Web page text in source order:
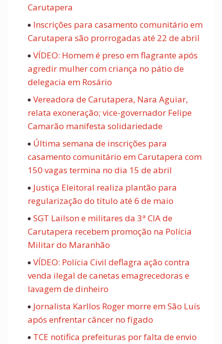
Carutapera
Inscrições para casamento comunitário em
Carutapera são prorrogadas até 22 de abril
VÍDEO: Homem é preso em flagrante após
agredir mulher com criança no pátio de
delegacia em Rosário
Vereadora de Carutapera, Nara Aguiar,
relata exoneração; vice-governador Felipe
Camarão manifesta solidariedade
Última semana de inscrições para
casamento comunitário em Carutapera com
150 vagas termina no dia 15 de abril
Justiça Eleitoral realiza plantão para
regularização do título até 6 de maio
SGT Lailson e militares da 3ª CIA de
Carutapera recebem promoção na Polícia
Militar do Maranhão
VÍDEO: Polícia Civil deflagra ação contra
venda ilegal de canetas emagrecedoras e
lavagem de dinheiro
Jornalista Karllos Roger morre em São Luís
após enfrentar câncer no fígado
TCE notifica prefeituras por falta de envio